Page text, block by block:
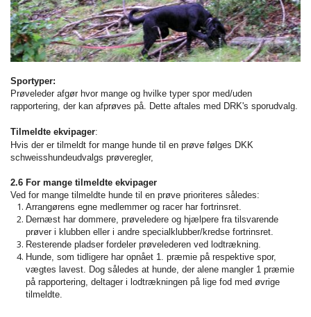
Sportyper:
Prøveleder afgør hvor mange og hvilke typer spor med/uden
rapportering, der kan afprøves på. Dette aftales med DRK's sporudvalg.
Tilmeldte ekvipager:
Hvis der er tilmeldt for mange hunde til en prøve følges DKK
schweisshundeudvalgs prøveregler,
2.6 For mange tilmeldte ekvipager
Ved for mange tilmeldte hunde til en prøve prioriteres således:
Arrangørens egne medlemmer og racer har fortrinsret.
Dernæst har dommere, prøveledere og hjælpere fra tilsvarende
prøver i klubben eller i andre specialklubber/kredse fortrinsret.
Resterende pladser fordeler prøvelederen ved lodtrækning.
Hunde, som tidligere har opnået 1. præmie på respektive spor,
vægtes lavest. Dog således at hunde, der alene mangler 1 præmie
på rapportering, deltager i lodtrækningen på lige fod med øvrige
tilmeldte.